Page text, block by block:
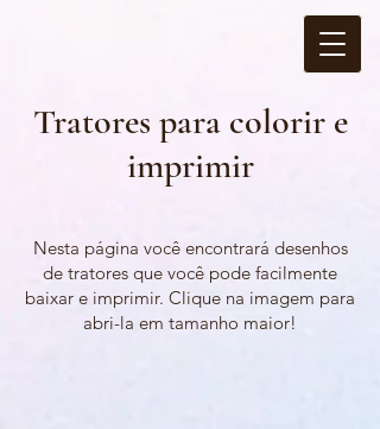
Tratores para colorir e
imprimir
Nesta página você encontrará desenhos
de tratores que você pode facilmente
baixar e imprimir. Clique na imagem para
abri-la em tamanho maior!